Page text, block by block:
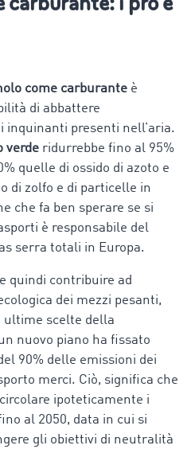
come carburante è
di abbattere
presenti nell’aria.
verde ridurrebbe fino al 95%
quelle di ossido di azoto e
di zolfo e di particelle in
che fa ben sperare se si
è responsabile del
serra totali in Europa.
quindi contribuire ad
dei mezzi pesanti,
scelte della
nuovo piano ha fissato
90% delle emissioni dei
merci. Ciò, significa che
ipoteticamente i
al 2050, data in cui si
gli obiettivi di neutralità